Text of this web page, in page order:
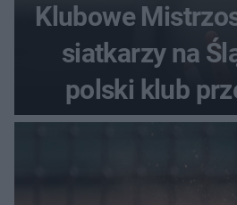
Klubowe
siatkarzy na
polski klub